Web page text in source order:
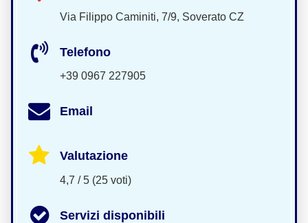
Via Filippo Caminiti, 7/9, Soverato CZ
Telefono
+39 0967 227905
Email
Valutazione
4,7 / 5 (25 voti)
Servizi disponibili